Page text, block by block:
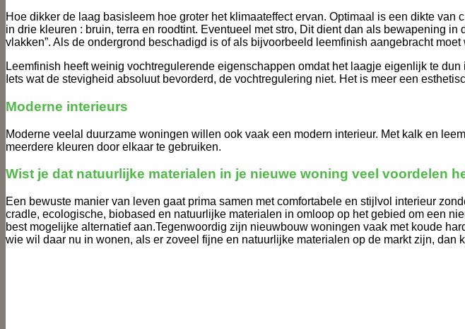
Hoe dikker de laag basisleem hoe groter het klimaateffect ervan. Optimaal is een dikte
in drie kleuren : bruin, terra en roodtint. Eventueel met stro, Dit dient dan als bewapening
vlakken”. Als de ondergrond beschadigd is of als bijvoorbeeld leemfinish aangebracht
Leemfinish heeft weinig vochtregulerende eigenschappen omdat het laagje eigenlijk te
Iets wat de stevigheid absoluut bevorderd, de vochtregulering niet. Het is meer een
Moderne interieurs
Moderne veelal duurzame woningen willen ook vaak een modern interieur. Met kalk en
meerdere kleuren door elkaar te gebruiken.
Wist je dat natuurlijke materialen in je nieuwe woning veel voordelen
Een bewuste manier van leven gaat prima samen met comfortabele en stijlvol interieur
cradle, ecologische, biobased en natuurlijke materialen in omloop op het gebied om een
best mogelijke alternatief aan.Tegenwoordig zijn nieuwbouw woningen vaak met koude
wie wil daar nu in wonen, als er zoveel fijne en natuurlijke materialen op de markt zijn, dan